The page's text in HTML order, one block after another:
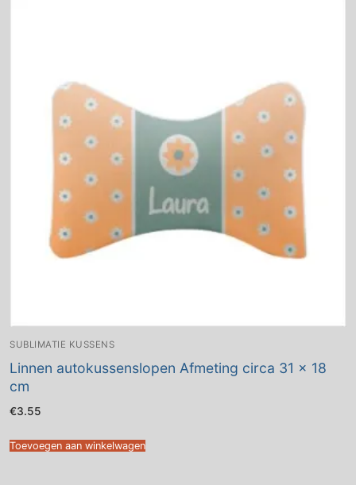
SUBLIMATIE KUSSENS
Linnen autokussenslopen Afmeting circa 31 x 18
cm
€3.55
Toevoegen aan winkelwagen